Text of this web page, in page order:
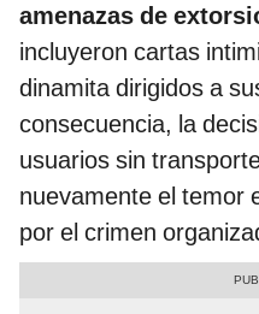
amenazas de
incluyeron cartas
dinamita dirigidos a
consecuencia, la
usuarios sin
nuevamente el temor
por el crimen